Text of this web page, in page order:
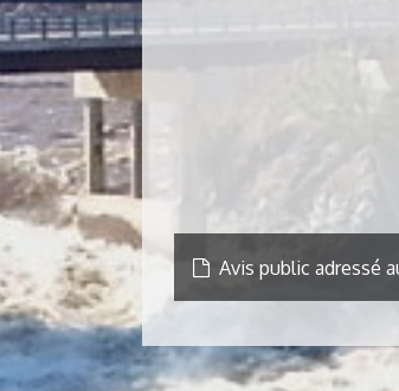
Avis public adressé